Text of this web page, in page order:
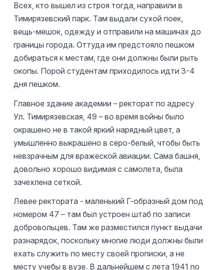
Всех, кто вышел из строя тогда, направили в
Тимирязевский парк. Там выдали сухой поек,
вещь-мешок, одежду и отправили на машинах до
границы города. Оттуда им предстояло пешком
добираться к местам, где они должны были рыть
окопы. Порой студентам приходилось идти 3-4
дня пешком.
Главное здание академии – ректорат по адресу
Ул. Тимирязевская, 49 – во время войны было
окрашено не в такой яркий нарядный цвет, а
умышленно выкрашено в серо-белый, чтобы быть
невзрачным для вражеской авиации. Сама башня,
довольно хорошо видимая с самолета, была
зачехлена сеткой.
Левее ректората - маленький Г-образный дом под
номером 47 – там был устроен штаб по записи
добровольцев. Там же разместился пункт выдачи
разнарядок, поскольку многие люди должны были
ехать служить по месту своей прописки, а не
месту учебы в вузе. В дальнейшем с лета 1941 по